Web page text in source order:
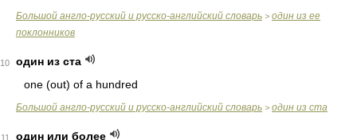
Большой англо-русский и русско-английский словарь > один из ее
поклонников
10
один из ста
one (out) of a hundred
Большой англо-русский и русско-английский словарь > один из ста
11 один или более